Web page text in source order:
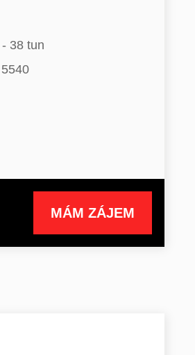
38 tun
MÁM ZÁJEM